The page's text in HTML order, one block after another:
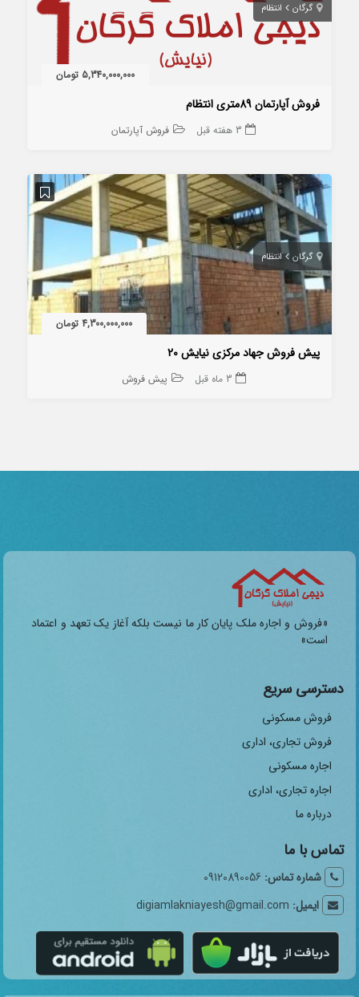
گرگان انتظام
5,340,000,000 تومان
فروش آپارتمان 89متری انتظام
3 هفته قبل فروش آپارتمان
گرگان انتظام
4,300,000,000 تومان
پیش فروش جهاد مرکزی نیایش 20
3 ماه قبل پیش فروش
«فروش و اجاره ملک پایان کار ما نیست بلکه آغاز یک تعهد و اعتماد
است»
دسترسی سریع
فروش مسکونی
فروش تجاری، اداری
اجاره مسکونی
اجاره تجاری، اداری
درباره ما
تماس با ما
شماره تماس: 09120890056
ایمیل: digiamlakniayesh@gmail.com